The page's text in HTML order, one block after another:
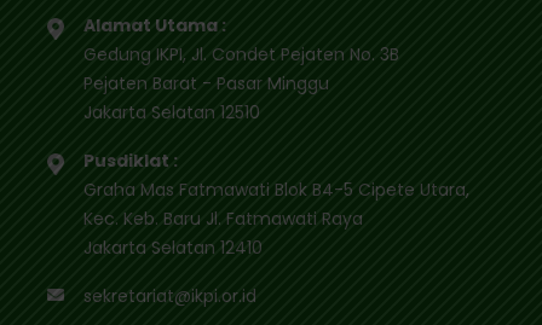
Alamat Utama :
Gedung IKPI, Jl. Condet Pejaten No. 3B
Pejaten Barat - Pasar Minggu
Jakarta Selatan 12510
Pusdiklat :
Graha Mas Fatmawati Blok B4-5 Cipete Utara,
Kec. Keb. Baru Jl. Fatmawati Raya
Jakarta Selatan 12410
sekretariat@ikpi.or.id